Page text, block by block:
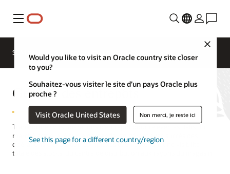
Menu
Would you like to visit an Oracle country site closer
to you?
Souhaitez-vous visiter le site d’un pays Oracle plus
proche ?
Visit Oracle United States Non merci, je reste ici
See this page for a different country/region
SCM pour les différents secteurs d'activité
Gestion des entrepôts
Transformez vos opérations d’entrepôt pour relever les défis du
marché actuel axé sur la demande, en gérant avec succès des
opérations d’exécution complexes et en obtenant une visibilité
totale des stocks, du centre de distribution aux rayons du magasin.